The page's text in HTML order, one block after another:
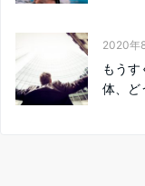
2020年
もう
体、ど